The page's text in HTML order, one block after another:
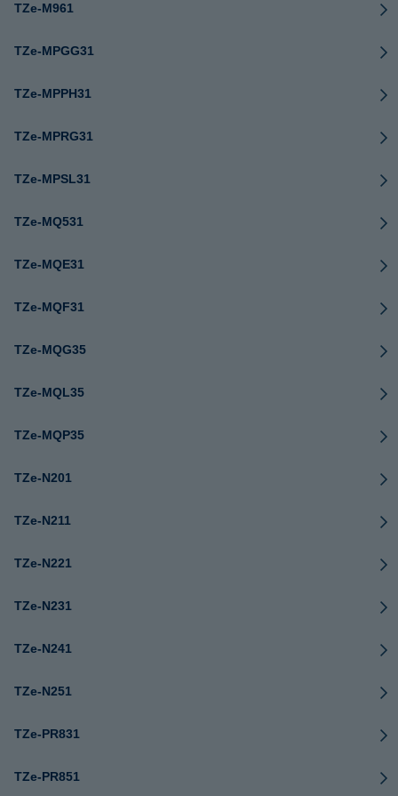
TZe-M961
TZe-MPGG31
TZe-MPPH31
TZe-MPRG31
TZe-MPSL31
TZe-MQ531
TZe-MQE31
TZe-MQF31
TZe-MQG35
TZe-MQL35
TZe-MQP35
TZe-N201
TZe-N211
TZe-N221
TZe-N231
TZe-N241
TZe-N251
TZe-PR831
TZe-PR851